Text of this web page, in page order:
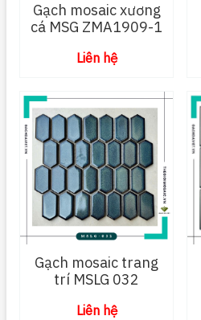
Gạch mosaic xương
cá MSG ZMA1909-1
Liên hệ
Gạch mosaic trang
trí MSLG 032
Liên hệ